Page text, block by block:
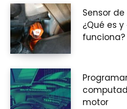
Sensor
¿Qué es
funciona?
motor